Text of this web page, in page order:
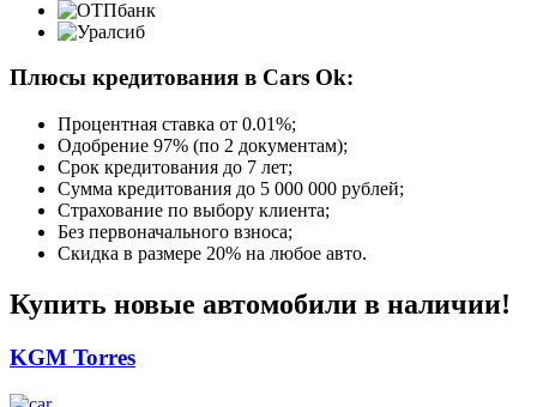
Плюсы кредитования в Cars Ok:
Процентная ставка от 0.01%;
Одобрение 97% (по 2 документам);
Срок кредитования до 7 лет;
Сумма кредитования до 5 000 000 рублей;
Страхование по выбору клиента;
Без первоначального взноса;
Скидка в размере 20% на любое авто.
Купить новые автомобили в наличии!
KGM Torres